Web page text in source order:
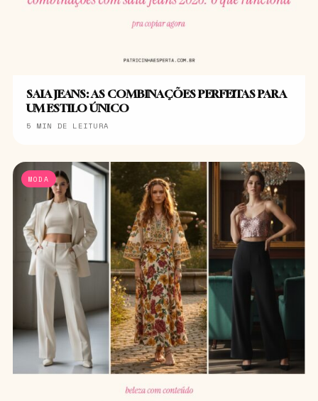
SAIA JEANS: AS COMBINAÇÕES PERFEITAS PARA
UM ESTILO ÚNICO
5 MIN DE LEITURA
MODA